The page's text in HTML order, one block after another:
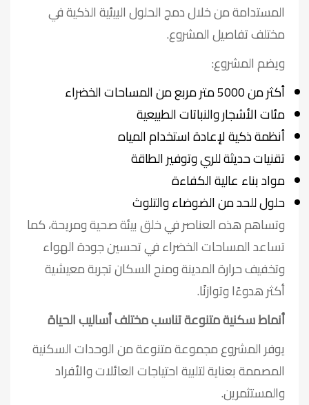
المستدامة من خلال دمج الحلول البيئية الذكية في
مختلف تفاصيل المشروع.
ويضم المشروع:
أكثر من 5000 متر مربع من المساحات الخضراء
مئات الأشجار والنباتات الطبيعية
أنظمة ذكية لإعادة استخدام المياه
تقنيات حديثة للري وتوفير الطاقة
مواد بناء عالية الكفاءة
حلول للحد من الضوضاء والتلوث
وتساهم هذه العناصر في خلق بيئة صحية ومريحة، كما
تساعد المساحات الخضراء في تحسين جودة الهواء
وتخفيف حرارة المدينة ومنح السكان تجربة معيشية
أكثر هدوءًا وتوازنًا.
أنماط سكنية متنوعة تناسب مختلف أساليب الحياة
يوفر المشروع مجموعة متنوعة من الوحدات السكنية
المصممة بعناية لتلبية احتياجات العائلات والأفراد
والمستثمرين.